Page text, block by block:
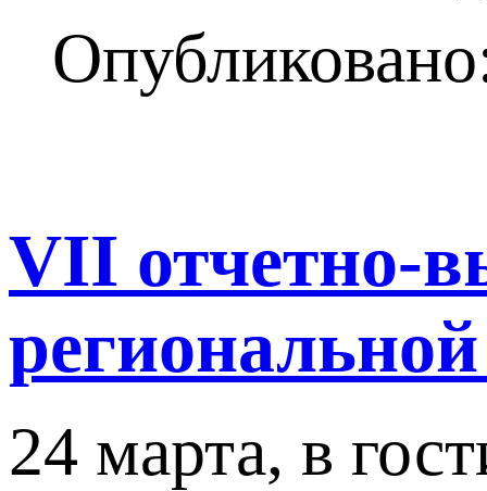
VII отчетно-
24 марта, в